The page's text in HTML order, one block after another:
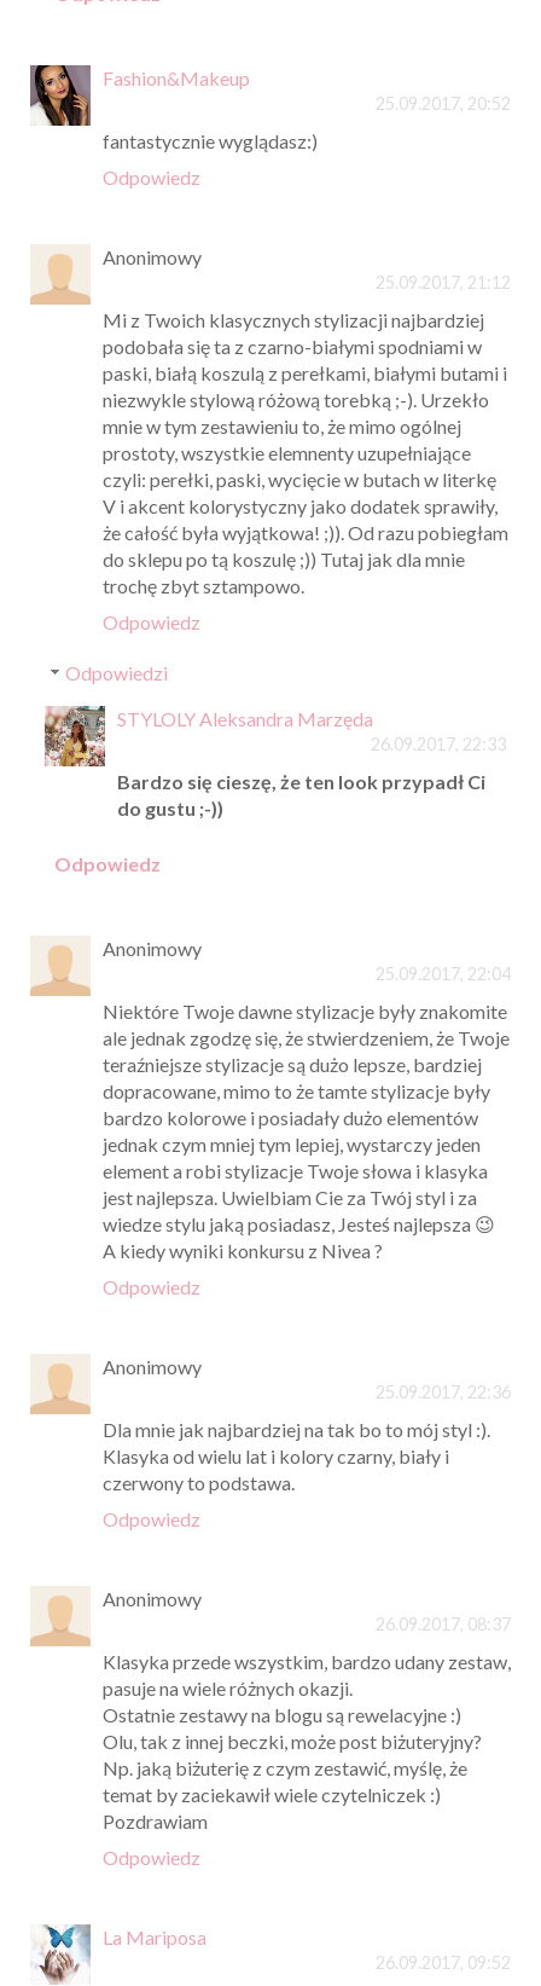
Fashion&Makeup
25.09.2017, 20:52
fantastycznie wyglądasz:)
Odpowiedz
Anonimowy
25.09.2017, 21:12
Mi z Twoich klasycznych stylizacji najbardziej
podobała się ta z czarno-białymi spodniami w
paski, białą koszulą z perełkami, białymi butami i
niezwykle stylową różową torebką ;-). Urzekło
mnie w tym zestawieniu to, że mimo ogólnej
prostoty, wszystkie elemnenty uzupełniające
czyli: perełki, paski, wycięcie w butach w literkę
V i akcent kolorystyczny jako dodatek sprawiły,
że całość była wyjątkowa! ;)). Od razu pobiegłam
do sklepu po tą koszulę ;)) Tutaj jak dla mnie
trochę zbyt sztampowo.
Odpowiedz
Odpowiedzi
STYLOLY Aleksandra Marzęda
26.09.2017, 22:33
Bardzo się cieszę, że ten look przypadł Ci
do gustu ;-))
Odpowiedz
Anonimowy
25.09.2017, 22:04
Niektóre Twoje dawne stylizacje były znakomite
ale jednak zgodzę się, że stwierdzeniem, że Twoje
teraźniejsze stylizacje są dużo lepsze, bardziej
dopracowane, mimo to że tamte stylizacje były
bardzo kolorowe i posiadały dużo elementów
jednak czym mniej tym lepiej, wystarczy jeden
element a robi stylizacje Twoje słowa i klasyka
jest najlepsza. Uwielbiam Cie za Twój styl i za
wiedze stylu jaką posiadasz, Jesteś najlepsza 😉
A kiedy wyniki konkursu z Nivea ?
Odpowiedz
Anonimowy
25.09.2017, 22:36
Dla mnie jak najbardziej na tak bo to mój styl :).
Klasyka od wielu lat i kolory czarny, biały i
czerwony to podstawa.
Odpowiedz
Anonimowy
26.09.2017, 08:37
Klasyka przede wszystkim, bardzo udany zestaw,
pasuje na wiele różnych okazji.
Ostatnie zestawy na blogu są rewelacyjne :)
Olu, tak z innej beczki, może post biżuteryjny?
Np. jaką biżuterię z czym zestawić, myślę, że
temat by zaciekawił wiele czytelniczek :)
Pozdrawiam
Odpowiedz
La Mariposa
26.09.2017, 09:52